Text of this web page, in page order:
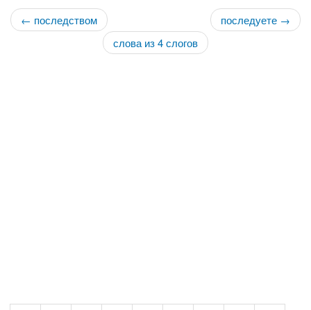
← последством
последуете →
слова из 4 слогов